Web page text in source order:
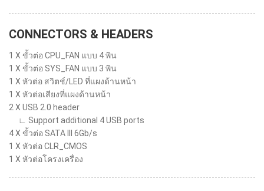
CONNECTORS & HEADERS
1 X ขั้วต่อ CPU_FAN แบบ 4 พิน
1 X ขั้วต่อ SYS_FAN แบบ 3 พิน
1 X หัวต่อ สวิตช์/LED ที่แผงด้านหน้า
1 X หัวต่อเสียงที่แผงด้านหน้า
2 X USB 2.0 header
∟ Support additional 4 USB ports
4 X ขั้วต่อ SATA III 6Gb/s
1 X หัวต่อ CLR_CMOS
1 X หัวต่อโครงเครื่อง